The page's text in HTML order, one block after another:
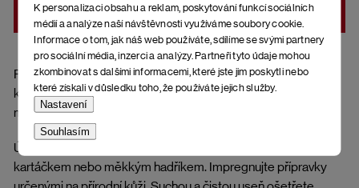
K personalizaci obsahu a reklam, poskytování funkcí sociálních
médií a analýze naší návštěvnosti využíváme soubory cookie.
Informace o tom, jak náš web používáte, sdílíme se svými partnery
pro sociální média, inzerci a analýzy. Partneři tyto údaje mohou
zkombinovat s dalšími informacemi, které jste jim poskytli nebo
které získali v důsledku toho, že používáte jejich služby.
Nastavení
Souhlasím
Pásky přes nohy z přírodní kůže (hladká useň), ortopedická
korková stélka potažená kůží a spodní část podrážky z
materiálu EVA (ethylenvinylacetát).
Údržba hladkých usní (pásky): Nečistoty odstraníte jemným
kartáčkem nebo měkkým hadříkem. Impregnujte přípravky
DO KOŠÍKU